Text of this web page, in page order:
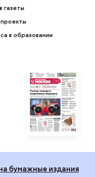
газеты
в образовании
бумажные издания